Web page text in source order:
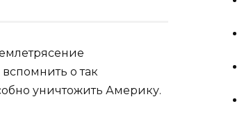
о так
уничтожить Америку.